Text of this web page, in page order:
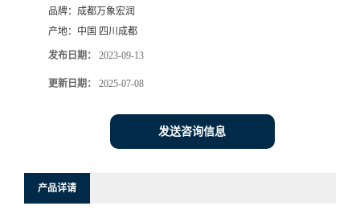
品牌： 成都万象宏润
产地： 中国 四川成都
发布日期： 2023-09-13
更新日期： 2025-07-08
发送咨询信息
产品详请